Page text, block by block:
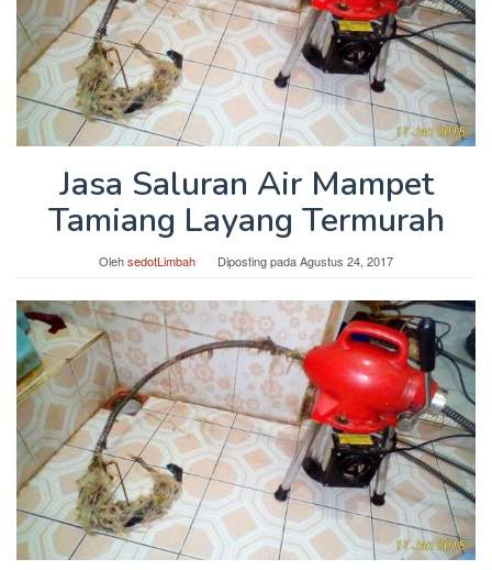
Jasa Saluran Air Mampet
Tamiang Layang Termurah
OlehsedotLimbah Diposting padaAgustus 24, 2017